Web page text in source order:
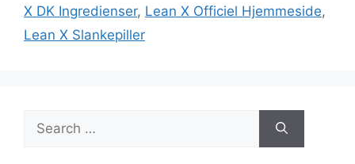
X DK Ingredienser, Lean X Officiel Hjemmeside,
Lean X Slankepiller
Search
for: